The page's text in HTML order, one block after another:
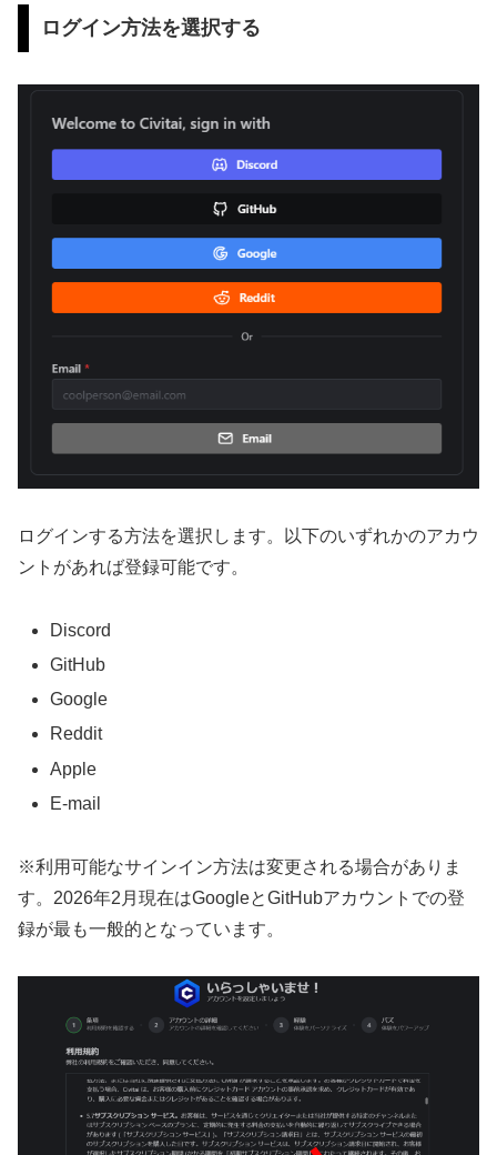
ログイン方法を選択する
ログインする方法を選択します。以下のいずれかのアカウ
ントがあれば登録可能です。
Discord
GitHub
Google
Reddit
Apple
E-mail
※利用可能なサインイン方法は変更される場合がありま
す。2026年2月現在はGoogleとGitHubアカウントでの登
録が最も一般的となっています。